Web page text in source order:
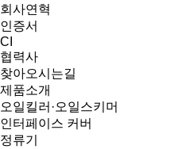
회사연혁
인증서
CI
협력사
찾아오시는길
제품소개
오일킬러·오일스키머
인터페이스 커버
정류기